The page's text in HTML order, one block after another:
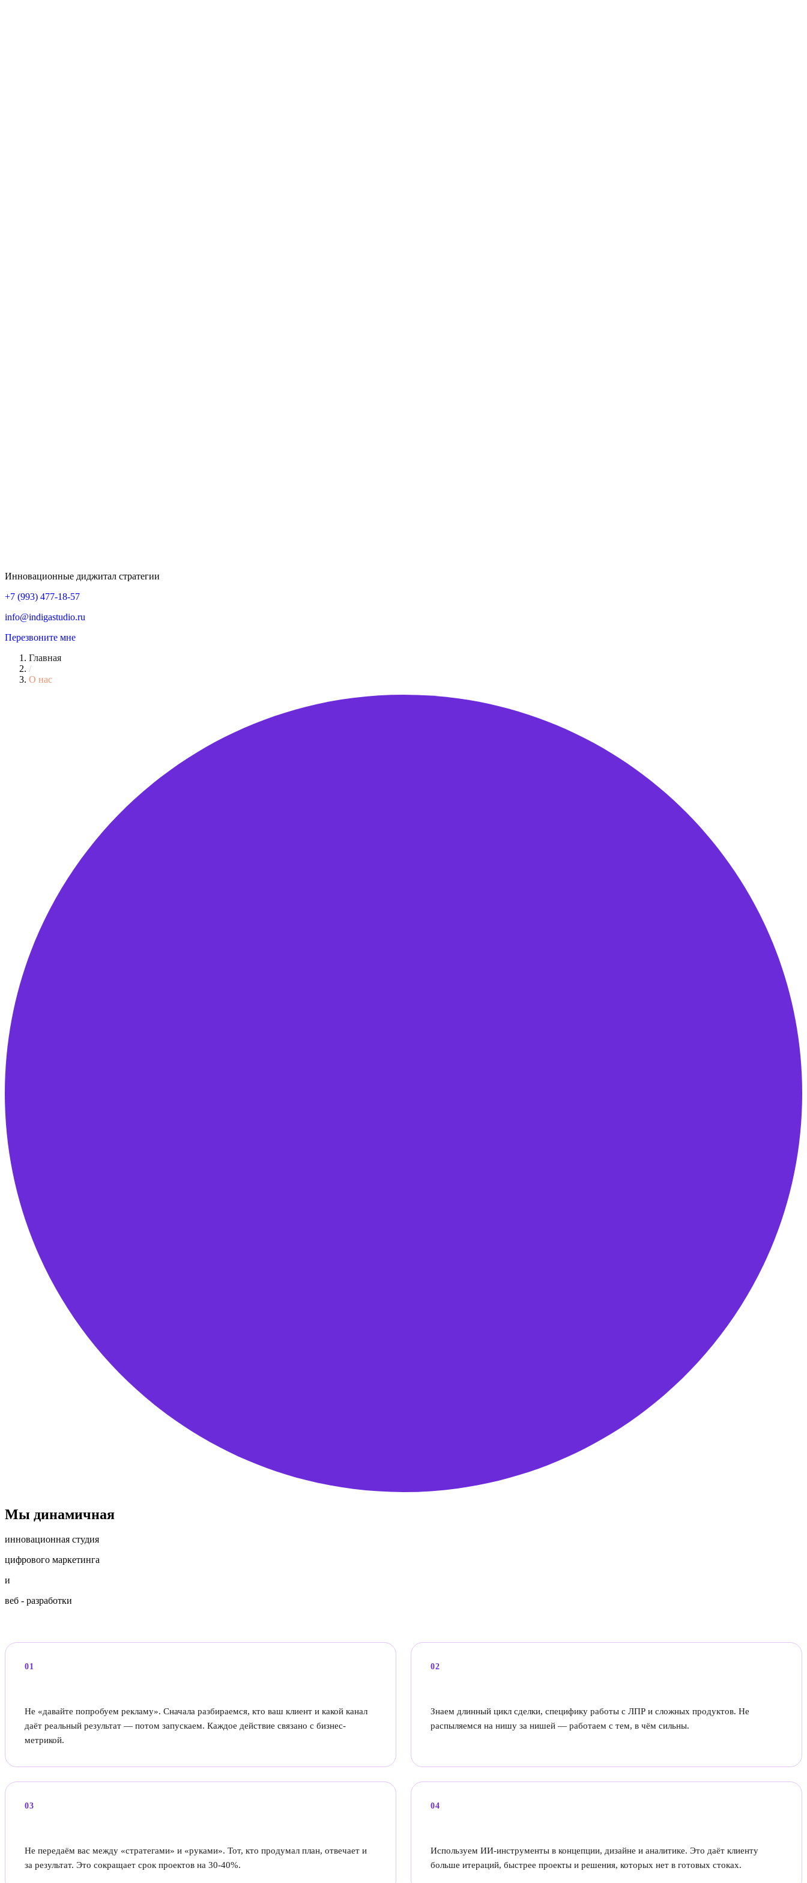
Инновационные диджитал стратегии
+7 (993) 477-18-57
info@indigastudio.ru
Перезвоните мне
Главная
/
О нас
Мы динамичная
инновационная студия
цифрового маркетинга
и
веб - разработки
01
Не «давайте попробуем рекламу». Сначала разбираемся, кто ваш клиент и какой канал
даёт реальный результат — потом запускаем. Каждое действие связано с бизнес-
метрикой.
02
Знаем длинный цикл сделки, специфику работы с ЛПР и сложных продуктов. Не
распыляемся на нишу за нишей — работаем с тем, в чём сильны.
03
Не передаём вас между «стратегами» и «руками». Тот, кто продумал план, отвечает и
за результат. Это сокращает срок проектов на 30-40%.
04
Используем ИИ-инструменты в концепции, дизайне и аналитике. Это даёт клиенту
больше итераций, быстрее проекты и решения, которых нет в готовых стоках.